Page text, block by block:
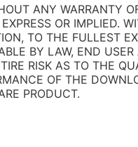
ANY WARRANTY
OR IMPLIED.
TO THE FULLEST
BY LAW, END USER
RISK AS TO THE
OF THE
PRODUCT.